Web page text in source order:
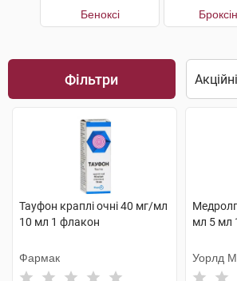
Беноксі
Фільтри
Тауфон краплі очні 40 мг/мл
10 мл 1 флакон
Фармак
мл 5 мл
Уорлд
Тідж